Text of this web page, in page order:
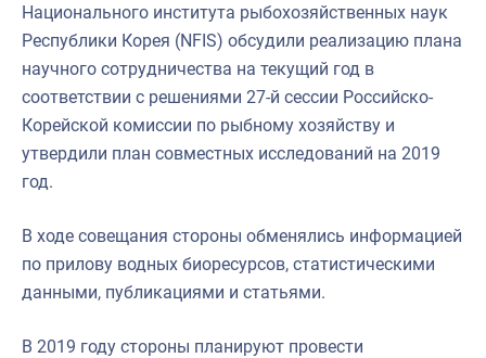
Национального института рыбохозяйственных наук
Республики Корея (NFIS) обсудили реализацию плана
научного сотрудничества на текущий год в
соответствии с решениями 27-й сессии Российско-
Корейской комиссии по рыбному хозяйству и
утвердили план совместных исследований на 2019
год.
В ходе совещания стороны обменялись информацией
по прилову водных биоресурсов, статистическими
данными, публикациями и статьями.
В 2019 году стороны планируют провести